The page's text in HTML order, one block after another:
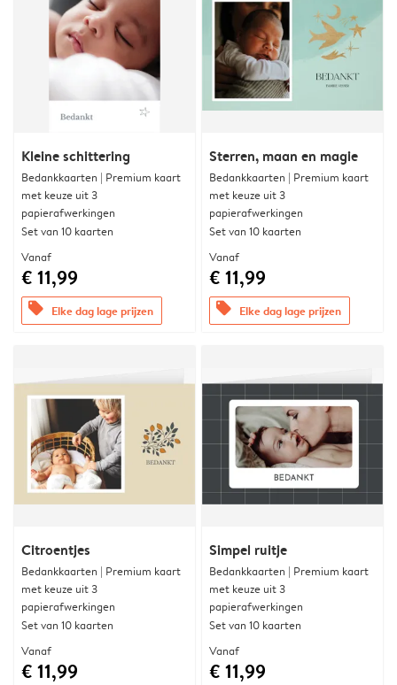
Kleine schittering
Bedankkaarten | Premium kaart
met keuze uit 3
papierafwerkingen
Set van 10 kaarten
Vanaf
€ 11,99
offers Elke dag lage prijzen
Sterren, maan en magie
Bedankkaarten | Premium kaart
met keuze uit 3
papierafwerkingen
Set van 10 kaarten
Vanaf
€ 11,99
offers Elke dag lage prijzen
Citroentjes
Bedankkaarten | Premium kaart
met keuze uit 3
papierafwerkingen
Set van 10 kaarten
Vanaf
€ 11,99
Simpel ruitje
Bedankkaarten | Premium kaart
met keuze uit 3
papierafwerkingen
Set van 10 kaarten
Vanaf
€ 11,99